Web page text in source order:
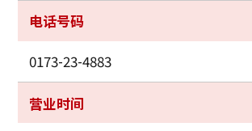
电话号码
0173-23-4883
营业时间